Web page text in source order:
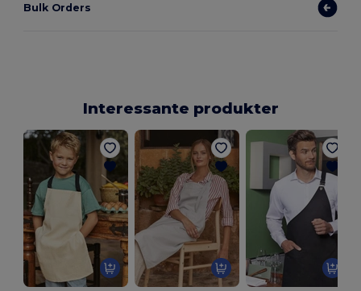
Bulk Orders
Interessante produkter